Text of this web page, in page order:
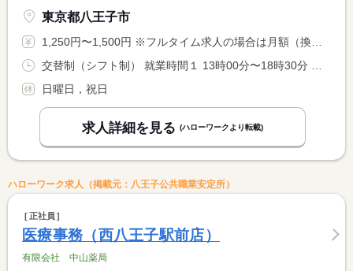
東京都八王子市
1,250円〜1,500円 ※フルタイム求人の場合は月額（換算額）、パート求人の場合は時間額を表示しています。
日曜日，祝日
求人詳細を見る (ハローワークより転載)
ハローワーク求人（掲載元：八王子公共職業安定所）
正社員
医療事務（西八王子駅前店）
有限会社 中山薬局